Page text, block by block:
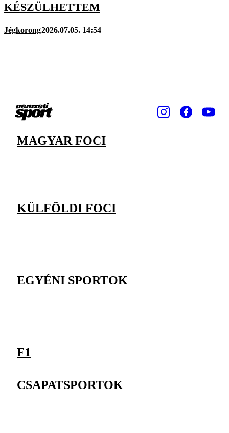
KÉSZÜLHETTEM
Jégkorong2026.07.05. 14:54
MAGYAR FOCI
KÜLFÖLDI FOCI
EGYÉNI SPORTOK
F1
CSAPATSPORTOK